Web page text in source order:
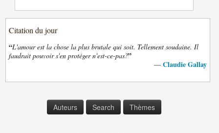
Citation du jour
“L'amour est la chose la plus brutale qui soit. Tellement soudaine. Il
faudrait pouvoir s'en protéger n'est-ce-pas?”
— Claudie Gallay
Auteurs Search Thèmes